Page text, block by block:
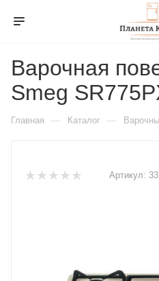
Варочная
Smeg
Главная — Каталог —
Артикул: